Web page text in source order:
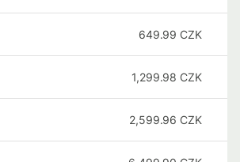
649.99 CZK
1,299.98 CZK
2,599.96 CZK